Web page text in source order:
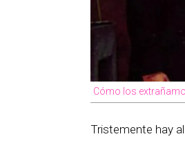
Cómo los
Tristemente hay